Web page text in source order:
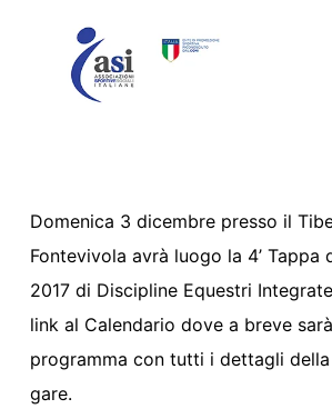
Domenica 3 dicembre presso il
Fontevivola avrà luogo la 4’ Tappa
2017 di Discipline Equestri
link al Calendario dove a breve
programma con tutti i dettagli
gare.